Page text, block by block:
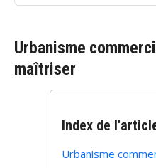
Urbanisme
maîtriser
Index de
Urbanisme